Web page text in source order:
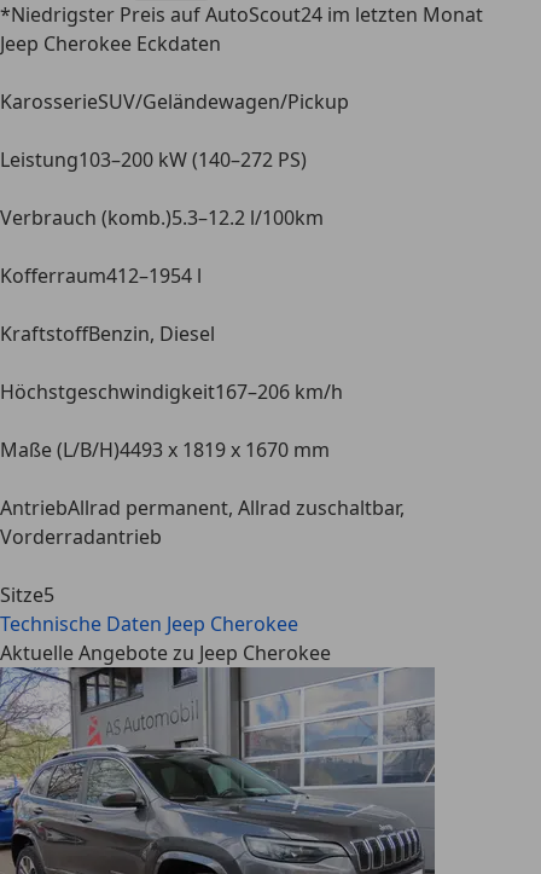
*Niedrigster Preis auf AutoScout24 im letzten Monat
Jeep Cherokee Eckdaten
KarosserieSUV/Geländewagen/Pickup
Leistung103–200 kW (140–272 PS)
Verbrauch (komb.)5.3–12.2 l/100km
Kofferraum412–1954 l
KraftstoffBenzin, Diesel
Höchstgeschwindigkeit167–206 km/h
Maße (L/B/H)4493 x 1819 x 1670 mm
AntriebAllrad permanent, Allrad zuschaltbar,
Vorderradantrieb
Sitze5
Technische Daten Jeep Cherokee
Aktuelle Angebote zu Jeep Cherokee